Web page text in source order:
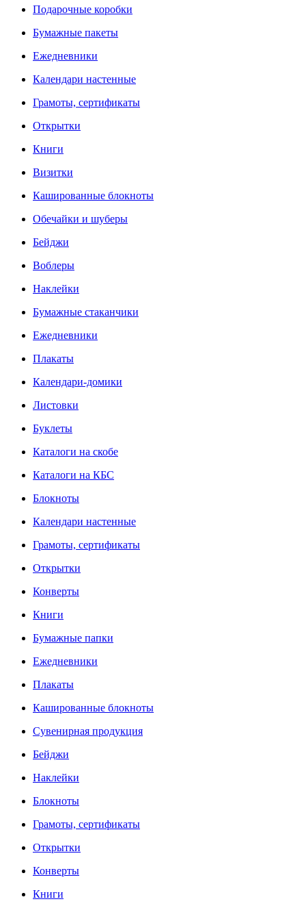
Подарочные коробки
Бумажные пакеты
Ежедневники
Календари настенные
Грамоты, сертификаты
Открытки
Книги
Визитки
Кашированные блокноты
Обечайки и шуберы
Бейджи
Воблеры
Наклейки
Бумажные стаканчики
Ежедневники
Плакаты
Календари-домики
Листовки
Буклеты
Каталоги на скобе
Каталоги на КБС
Блокноты
Календари настенные
Грамоты, сертификаты
Открытки
Конверты
Книги
Бумажные папки
Ежедневники
Плакаты
Кашированные блокноты
Сувенирная продукция
Бейджи
Наклейки
Блокноты
Грамоты, сертификаты
Открытки
Конверты
Книги